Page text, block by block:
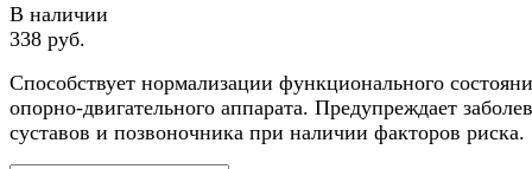
В наличии
338 руб.
Способствует нормали­зации функционального
опорно-двигательного аппа­рата. Предупреждает
суставов и позвоночника при наличии факторов риска.